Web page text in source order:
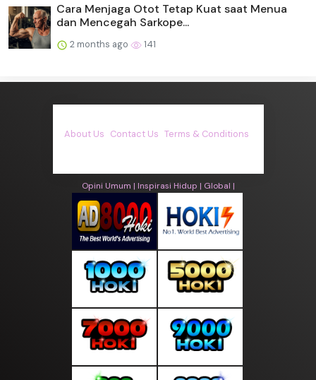
Cara Menjaga Otot Tetap Kuat saat Menua
dan Mencegah Sarkope...
2 months ago 141
About Us Contact Us Terms & Conditions
Opini Umum | Inspirasi Hidup | Global |